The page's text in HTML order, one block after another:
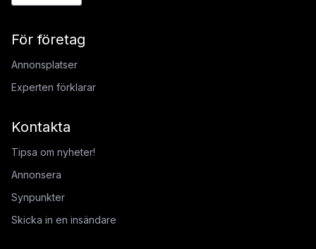
För företag
Annonsplatser
Experten förklarar
Kontakta
Tipsa om nyheter!
Annonsera
Synpunkter
Skicka in en insändare